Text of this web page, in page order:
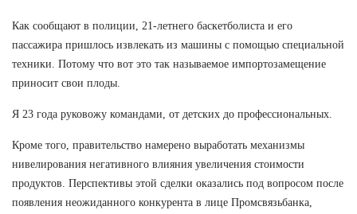
Как сообщают в полиции, 21-летнего баскетболиста и его
пассажира пришлось извлекать из машины с помощью специальной
техники. Потому что вот это так называемое импортозамещение
приносит свои плоды.
Я 23 года руковожу командами, от детских до профессиональных.
Кроме того, правительство намерено выработать механизмы
нивелирования негативного влияния увеличения стоимости
продуктов. Перспективы этой сделки оказались под вопросом после
появления неожиданного конкурента в лице Промсвязьбанка,